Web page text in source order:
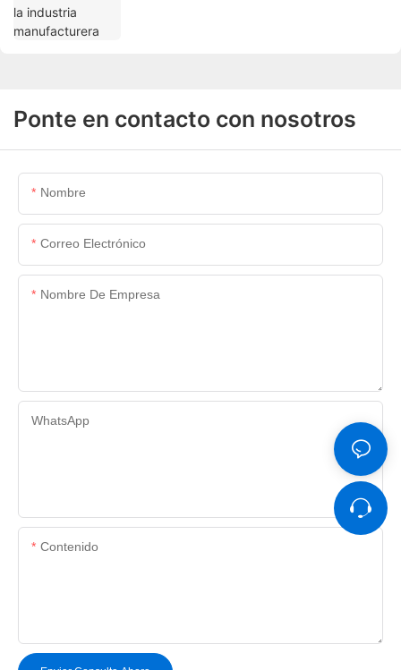
Ponte en contacto con nosotros
Nombre
Correo Electrónico
Nombre De Empresa
WhatsApp
Contenido